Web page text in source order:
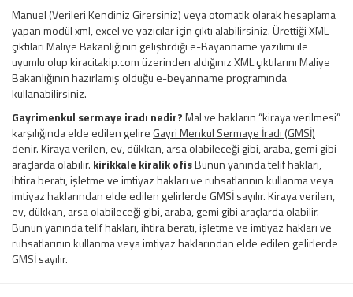
Manuel (Verileri Kendiniz Girersiniz) veya otomatik olarak hesaplama
yapan modül xml, excel ve yazıcılar için çıktı alabilirsiniz. Ürettiği XML
çıktıları Maliye Bakanlığının geliştirdiği e-Bayanname yazılımı ile
uyumlu olup kiracitakip.com üzerinden aldığınız XML çıktılarını Maliye
Bakanlığının hazırlamış olduğu e-beyanname programında
kullanabilirsiniz.
Gayrimenkul sermaye iradı nedir?Mal ve hakların “kiraya verilmesi”
karşılığında elde edilen gelire Gayri Menkul Sermaye İradı (GMSİ)
denir. Kiraya verilen, ev, dükkan, arsa olabileceği gibi, araba, gemi gibi
araçlarda olabilir. kirikkale kiralik ofisBunun yanında telif hakları,
ihtira beratı, işletme ve imtiyaz hakları ve ruhsatlarının kullanma veya
imtiyaz haklarından elde edilen gelirlerde GMSİ sayılır. Kiraya verilen,
ev, dükkan, arsa olabileceği gibi, araba, gemi gibi araçlarda olabilir.
Bunun yanında telif hakları, ihtira beratı, işletme ve imtiyaz hakları ve
ruhsatlarının kullanma veya imtiyaz haklarından elde edilen gelirlerde
GMSİ sayılır.